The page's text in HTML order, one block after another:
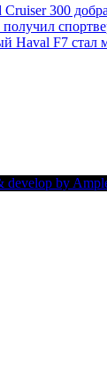
300
Haval F7 стал
develop by